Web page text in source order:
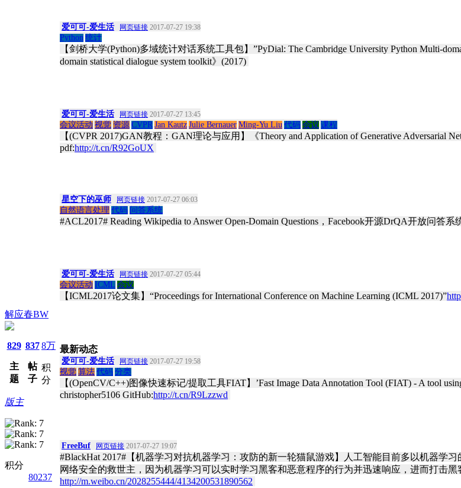
解应春BW
829
主
题
837
帖
子
8万
积
分
版主
积分
80237
爱可可-爱生活 网页链接 2017-07-27 19:38
Python 统计
【剑桥大学(Python)多域统计对话系统工具包】”PyDial: The Cambridge University Python Multi-
domain statistical dialogue system toolkit》(2017) ​
爱可可-爱生活 网页链接 2017-07-27 13:45
会议活动 视觉 资源 CVPR Jan Kautz Julie Bernauer Ming-Yu Liu 代码 会议 课程
【(CVPR 2017)GAN教程：GAN理论与应用】《Theory and Application of Generative Adversarial
pdf:http://t.cn/R92GoUX
星空下的巫师 网页链接 2017-07-27 06:03
自然语言处理 代码 问答系统
#ACL2017# Reading Wikipedia to Answer Open-Domain Questions，Facebook开源DrQA开放问答系
爱可可-爱生活 网页链接 2017-07-27 05:44
会议活动 ICML 会议
【ICML2017论文集】“Proceedings for International Conference on Machine Learning (ICML 2017)”
最新动态
爱可可-爱生活 网页链接 2017-07-27 19:58
视觉 算法 代码 分类
【(OpenCV/C++)图像快速标记/提取工具FIAT】’Fast Image Data Annotation Tool (FIAT) - A tool
christopher5106 GitHub:http://t.cn/R9Lzzwd
FreeBuf 网页链接 2017-07-27 19:07
#BlackHat 2017#【机器学习对抗机器学习：攻防的新一轮猫鼠游戏】人工智能目前多以机器学
网络安全的救世主，因为机器学习可以实时学习黑客和恶意程序的行为并迅速响应，进而打击
http://m.weibo.cn/2028255444/4134200531890562